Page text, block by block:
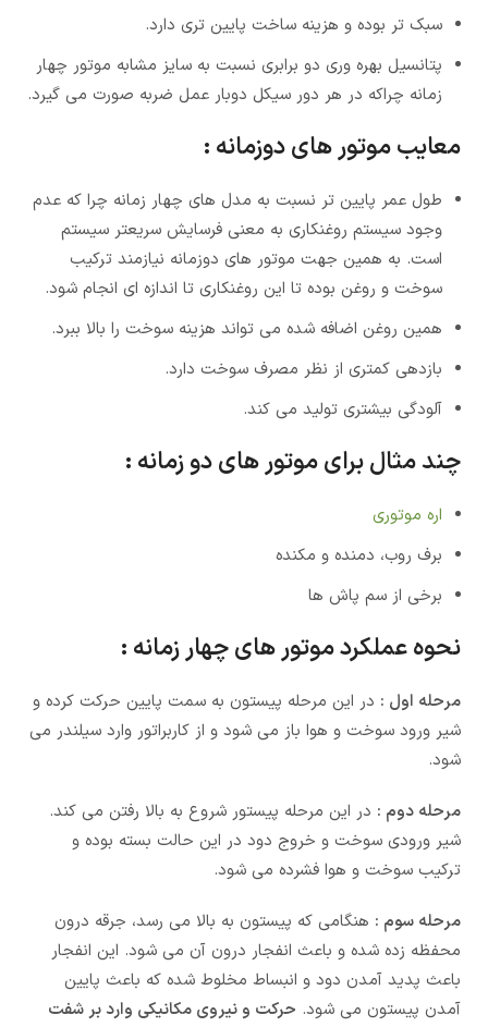
سبک تر بوده و هزینه ساخت پایین تری دارد.
پتانسیل بهره وری دو برابری نسبت به سایز مشابه موتور چهار
زمانه چراکه در هر دور سیکل دوبار عمل ضربه صورت می گیرد.
معایب موتور های دوزمانه :
طول عمر پایین تر نسبت به مدل های چهار زمانه چرا که عدم
وجود سیستم روغنکاری به معنی فرسایش سریعتر سیستم
است. به همین جهت موتور های دوزمانه نیازمند ترکیب
سوخت و روغن بوده تا این روغنکاری تا اندازه ای انجام شود.
همین روغن اضافه شده می تواند هزینه سوخت را بالا ببرد.
بازدهی کمتری از نظر مصرف سوخت دارد.
آلودگی بیشتری تولید می کند.
چند مثال برای موتور های دو زمانه :
اره موتوری
برف روب، دمنده و مکنده
برخی از سم پاش ها
نحوه عملکرد موتور های چهار زمانه :
مرحله اول : در این مرحله پیستون به سمت پایین حرکت کرده و
شیر ورود سوخت و هوا باز می شود و از کاربراتور وارد سیلندر می
شود.
مرحله دوم : در این مرحله پیستور شروع به بالا رفتن می کند.
شیر ورودی سوخت و خروج دود در این حالت بسته بوده و
ترکیب سوخت و هوا فشرده می شود.
مرحله سوم : هنگامی که پیستون به بالا می رسد، جرقه درون
محفظه زده شده و باعث انفجار درون آن می شود. این انفجار
باعث پدید آمدن دود و انبساط مخلوط شده که باعث پایین
آمدن پیستون می شود. حرکت و نیروی مکانیکی وارد بر شفت